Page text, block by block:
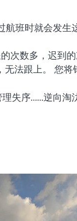
班时就会发生
次数多，迟到
法跟上。 您将
失序……逆向淘